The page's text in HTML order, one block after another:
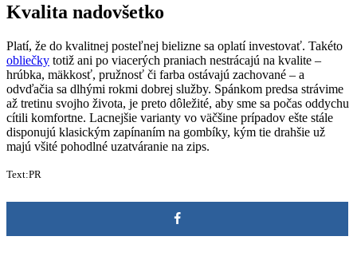
Kvalita nadovšetko
Platí, že do kvalitnej posteľnej bielizne sa oplatí investovať. Takéto
obliečky totiž ani po viacerých praniach nestrácajú na kvalite –
hrúbka, mäkkosť, pružnosť či farba ostávajú zachované – a
odvďačia sa dlhými rokmi dobrej služby. Spánkom predsa strávime
až tretinu svojho života, je preto dôležité, aby sme sa počas oddychu
cítili komfortne. Lacnejšie varianty vo väčšine prípadov ešte stále
disponujú klasickým zapínaním na gombíky, kým tie drahšie už
majú všité pohodlné uzatváranie na zips.
Text:PR